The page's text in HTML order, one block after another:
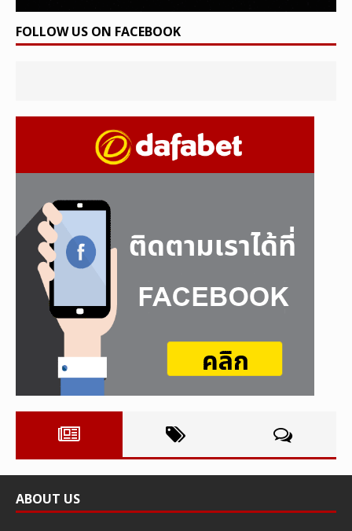
FOLLOW US ON FACEBOOK
ABOUT US